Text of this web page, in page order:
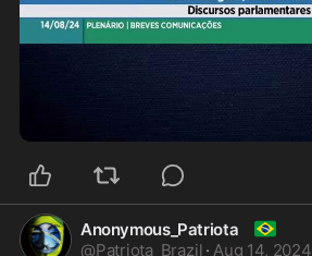
Anonymous_Patriota 🇧🇷
@Patriota_Brazil · Aug 14, 2024